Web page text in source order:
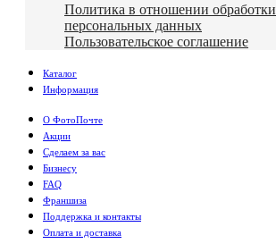
Политика в отношении обработки
персональных данных
Пользовательское соглашение
Каталог
Информация
О ФотоПочте
Акции
Сделаем за вас
Бизнесу
FAQ
Франшиза
Поддержка и контакты
Оплата и доставка